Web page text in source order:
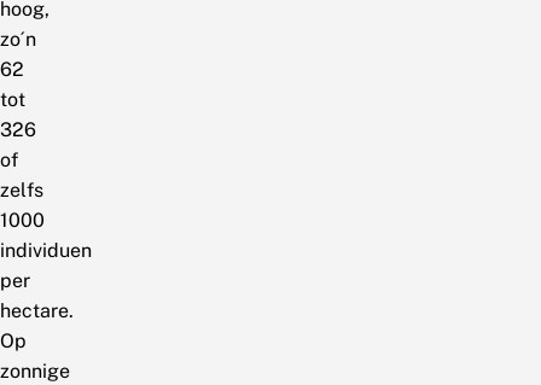
hoog,
zo´n
62
tot
326
of
zelfs
1000
individuen
per
hectare.
Op
zonnige